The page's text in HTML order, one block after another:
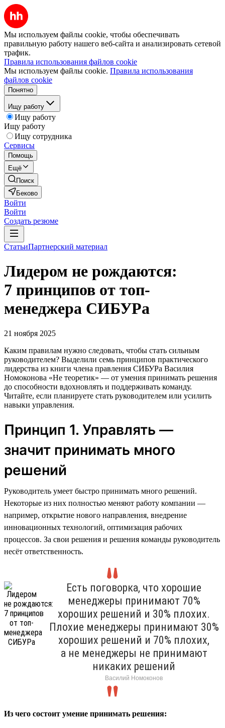
Мы используем файлы cookie, чтобы обеспечивать
правильную работу нашего веб-сайта и анализировать сетевой
трафик.
Правила использования файлов cookie
Мы используем файлы cookie. Правила использования
файлов cookie
Понятно
Ищу работу
Ищу работу
Ищу работу
Ищу сотрудника
Сервисы
Помощь
Ещё
Поиск
Беково
Войти
Войти
Создать резюме
СтатьиПартнерский материал
Лидером не рождаются:
7 принципов от топ-
менеджера СИБУРа
21 ноября 2025
Каким правилам нужно следовать, чтобы стать сильным
руководителем? Выделили семь принципов практического
лидерства из книги члена правления СИБУРа Василия
Номоконова «Не теоретик» — от умения принимать решения
до способности вдохновлять и поддерживать команду.
Читайте, если планируете стать руководителем или усилить
навыки управления.
Принцип 1. Управлять —
значит принимать много
решений
Руководитель умеет быстро принимать много решений.
Некоторые из них полностью меняют работу компании —
например, открытие нового направления, внедрение
инновационных технологий, оптимизация рабочих
процессов. За свои решения и решения команды руководитель
несёт ответственность.
Есть поговорка, что хорошие
менеджеры принимают 70%
хороших решений и 30% плохих.
Плохие менеджеры принимают 30%
хороших решений и 70% плохих,
а не менеджеры не принимают
никаких решений
Василий Номоконов
Из чего состоит умение принимать решения: